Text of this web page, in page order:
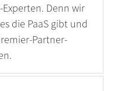
Denn wir
die PaaS gibt und
Partner-